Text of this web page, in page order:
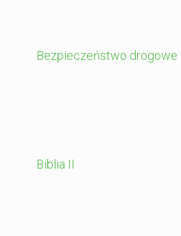
Bezpieczeństwo drogowe
Biblia II